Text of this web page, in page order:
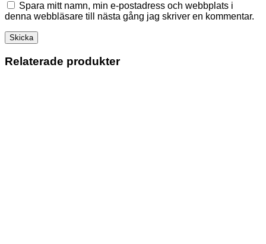
Spara mitt namn, min e-postadress och webbplats i
denna webbläsare till nästa gång jag skriver en kommentar.
Relaterade produkter